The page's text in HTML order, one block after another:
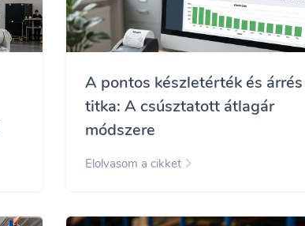
A pontos készletérték és árrés
titka: A csúsztatott átlagár
módszere
Elolvasom a cikket